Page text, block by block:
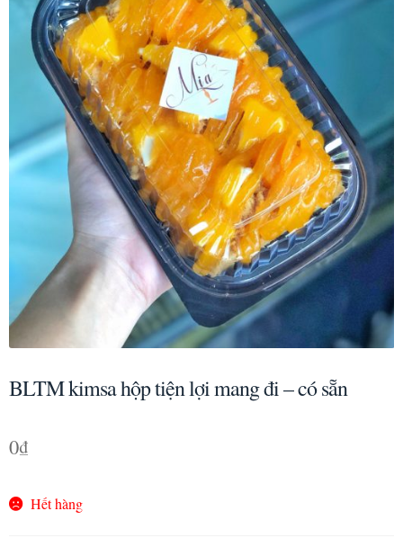
BLTM kimsa hộp tiện lợi mang đi – có sẵn
0₫
Hết hàng